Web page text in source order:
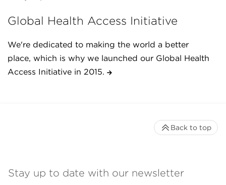
Global Health Access Initiative
We're dedicated to making the world a better
place, which is why we launched our Global Health
Access Initiative in 2015.
Stay up to date with our newsletter
Back to top